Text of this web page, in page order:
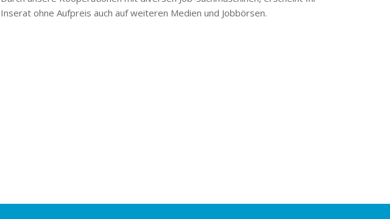
Inserat ohne Aufpreis auch auf weiteren Medien und Jobbörsen.